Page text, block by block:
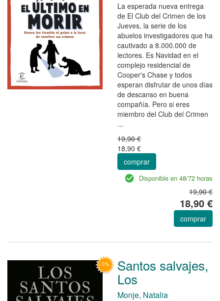
La esperada nueva entrega
de El Club del Crimen de los
Jueves, la serie de los
abuelos investigadores que ha
cautivado a 8.000.000 de
lectores. Es Navidad en el
complejo residencial de
Cooper's Chase y todos
esperan disfrutar de unos días
de descanso en buena
compañía. Pero si eres
miembro del Club del Crimen
...
19,90 €
18,90 €
comprar
Disponible en 48/72 horas
19,90 €
18,90 €
comprar
Santos salvajes,
Los
Monje, Natalia